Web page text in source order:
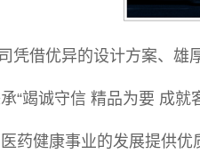
凭借优异的设计方案、雄
“竭诚守信 精品为要 成就
药健康事业的发展提供优